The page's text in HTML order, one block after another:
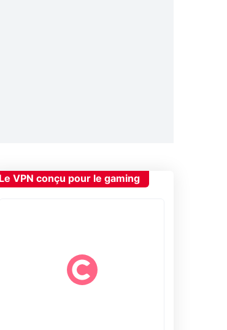
Le VPN conçu pour le gaming